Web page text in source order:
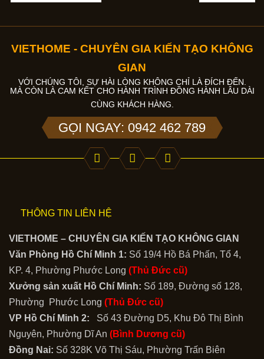
VIETHOME - CHUYÊN GIA KIẾN TẠO KHÔNG
GIAN
VỚI CHÚNG TÔI, SỰ HÀI LÒNG KHÔNG CHỈ LÀ ĐÍCH ĐẾN.
MÀ CÒN LÀ CAM KẾT CHO HÀNH TRÌNH ĐỒNG HÀNH LÂU DÀI
CÙNG KHÁCH HÀNG.
GỌI NGAY: 0942 462 789
THÔNG TIN LIÊN HỆ
VIETHOME – CHUYÊN GIA KIẾN TẠO KHÔNG GIAN
Văn Phòng Hồ Chí Minh 1: Số 19/4 Hồ Bá Phấn, Tổ 4,
KP. 4, Phường Phước Long (Thủ Đức cũ)
Xưởng sản xuất Hồ Chí Minh: Số 189, Đường số 128,
Phường Phước Long (Thủ Đức cũ)
VP Hồ Chí Minh 2: Số 43 Đường D5, Khu Đô Thị Bình
Nguyên, Phường Dĩ An (Bình Dương cũ)
Đồng Nai: Số 328K Võ Thị Sáu, Phường Trấn Biên